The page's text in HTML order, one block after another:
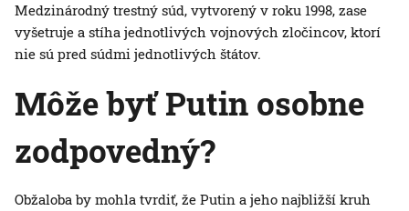
Medzinárodný trestný súd, vytvorený v roku 1998, zase
vyšetruje a stíha jednotlivých vojnových zločincov, ktorí
nie sú pred súdmi jednotlivých štátov.
Môže byť Putin osobne
zodpovedný?
Obžaloba by mohla tvrdiť, že Putin a jeho najbližší kruh